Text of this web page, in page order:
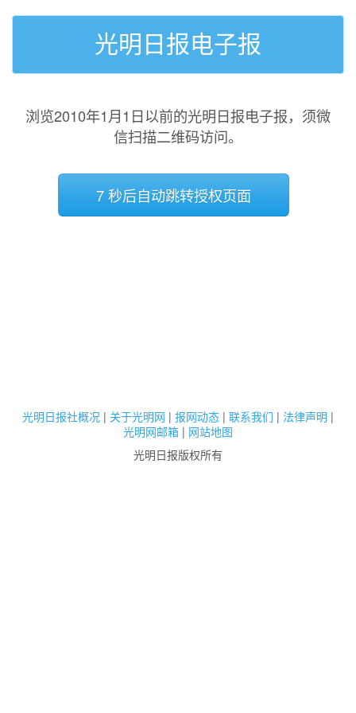
光明日报电子报
浏览2010年1月1日以前的光明日报电子报，须微
信扫描二维码访问。
7 秒后自动跳转授权页面
光明日报社概况 | 关于光明网 | 报网动态 | 联系我们 | 法律声明 |
光明网邮箱 | 网站地图
光明日报版权所有